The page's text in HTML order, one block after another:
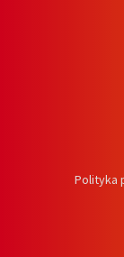
Polityka